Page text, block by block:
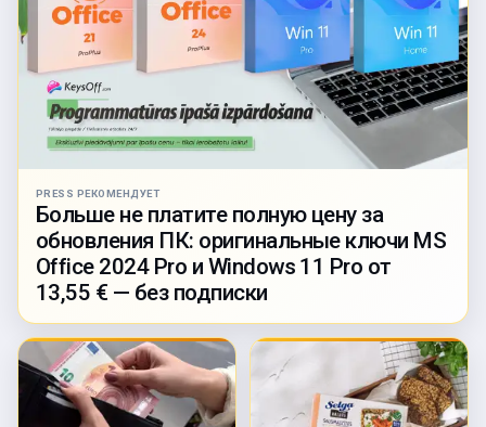
PRESS РЕКОМЕНДУЕТ
Больше не платите полную цену за
обновления ПК: оригинальные ключи MS
Office 2024 Pro и Windows 11 Pro от
13,55 € — без подписки